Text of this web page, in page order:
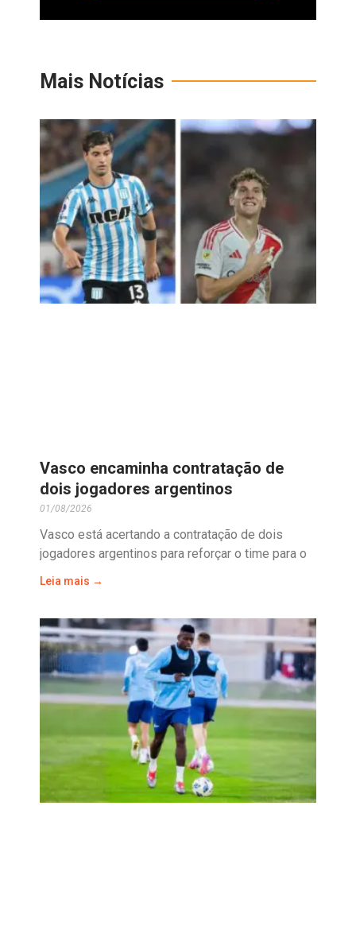
Mais Notícias
Vasco encaminha contratação de
dois jogadores argentinos
01/08/2026
Vasco está acertando a contratação de dois
jogadores argentinos para reforçar o time para o
Leia mais →